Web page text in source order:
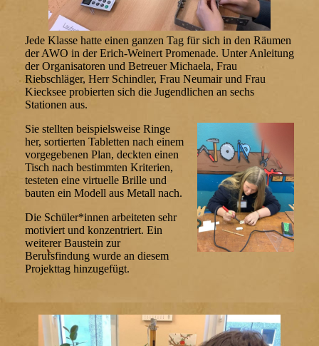
Jede Klasse hatte einen ganzen Tag für sich in den Räumen
der AWO in der Erich-Weinert Promenade. Unter Anleitung
der Organisatoren und Betreuer Michaela, Frau
Riebschläger, Herr Schindler, Frau Neumair und Frau
Kiecksee probierten sich die Jugendlichen an sechs
Stationen aus.
Sie stellten beispielsweise Ringe
her, sortierten Tabletten nach einem
vorgegebenen Plan, deckten einen
Tisch nach bestimmten Kriterien,
testeten eine virtuelle Brille und
bauten ein Modell aus Metall nach.
Die Schüler*innen arbeiteten sehr
motiviert und konzentriert. Ein
weiterer Baustein zur
Berufsfindung wurde an diesem
Projekttag hinzugefügt.